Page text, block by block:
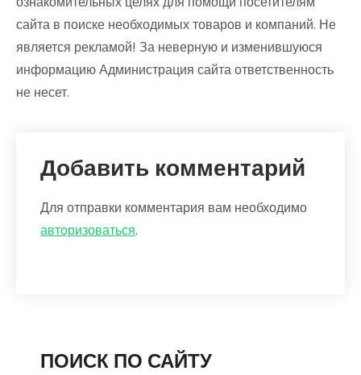
сайта в поиске необходимых товаров и компаний. Не
является рекламой! За неверную и изменившуюся
информацию Администрация сайта ответственность
не несет.
Добавить комментарий
Для отправки комментария вам необходимо
авторизоваться.
ПОИСК ПО САЙТУ